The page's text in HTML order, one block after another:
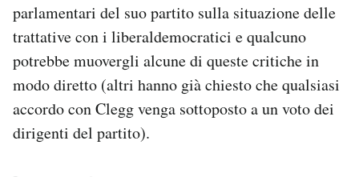
parlamentari del suo partito sulla situazione delle
trattative con i liberaldemocratici e qualcuno
potrebbe muovergli alcune di queste critiche in
modo diretto (altri hanno già chiesto che qualsiasi
accordo con Clegg venga sottoposto a un voto dei
dirigenti del partito).